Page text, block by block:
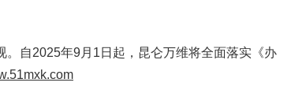
自2025年9月1日起，昆仑万维将全面落实《办